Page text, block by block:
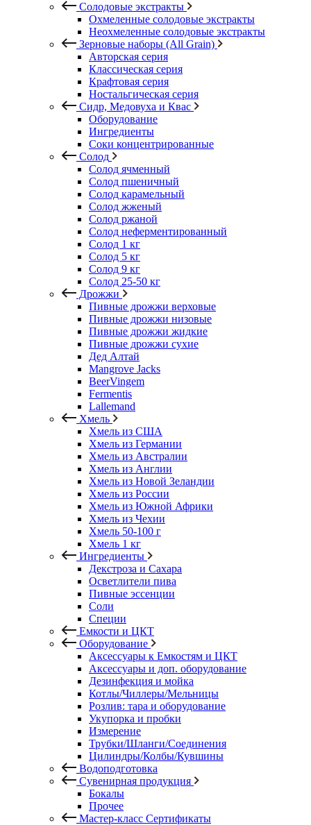
Солодовые экстракты
Охмеленные солодовые экстракты
Неохмеленные солодовые экстракты
Зерновые наборы (All Grain)
Авторская серия
Классическая серия
Крафтовая серия
Ностальгическая серия
Сидр, Медовуха и Квас
Оборудование
Ингредиенты
Соки концентрированные
Солод
Солод ячменный
Солод пшеничный
Солод карамельный
Солод жженый
Солод ржаной
Солод неферментированный
Солод 1 кг
Солод 5 кг
Солод 9 кг
Солод 25-50 кг
Дрожжи
Пивные дрожжи верховые
Пивные дрожжи низовые
Пивные дрожжи жидкие
Пивные дрожжи сухие
Дед Алтай
Mangrove Jacks
BeerVingem
Fermentis
Lallemand
Хмель
Хмель из США
Хмель из Германии
Хмель из Австралии
Хмель из Англии
Хмель из Новой Зеландии
Хмель из России
Хмель из Южной Африки
Хмель из Чехии
Хмель 50-100 г
Хмель 1 кг
Ингредиенты
Декстроза и Сахара
Осветлители пива
Пивные эссенции
Соли
Специи
Емкости и ЦКТ
Оборудование
Аксессуары к Емкостям и ЦКТ
Аксессуары и доп. оборудование
Дезинфекция и мойка
Котлы/Чиллеры/Мельницы
Розлив: тара и оборудование
Укупорка и пробки
Измерение
Трубки/Шланги/Соединения
Цилиндры/Колбы/Кувшины
Водоподготовка
Сувенирная продукция
Бокалы
Прочее
Мастер-класс Сертификаты